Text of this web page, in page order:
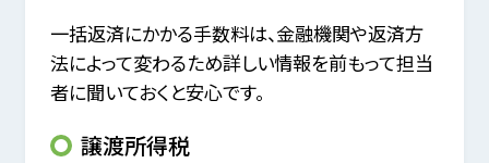
一括返済にかかる手数料は、金融機関や返済方
法によって変わるため詳しい情報を前もって担当
者に聞いておくと安心です。
譲渡所得税